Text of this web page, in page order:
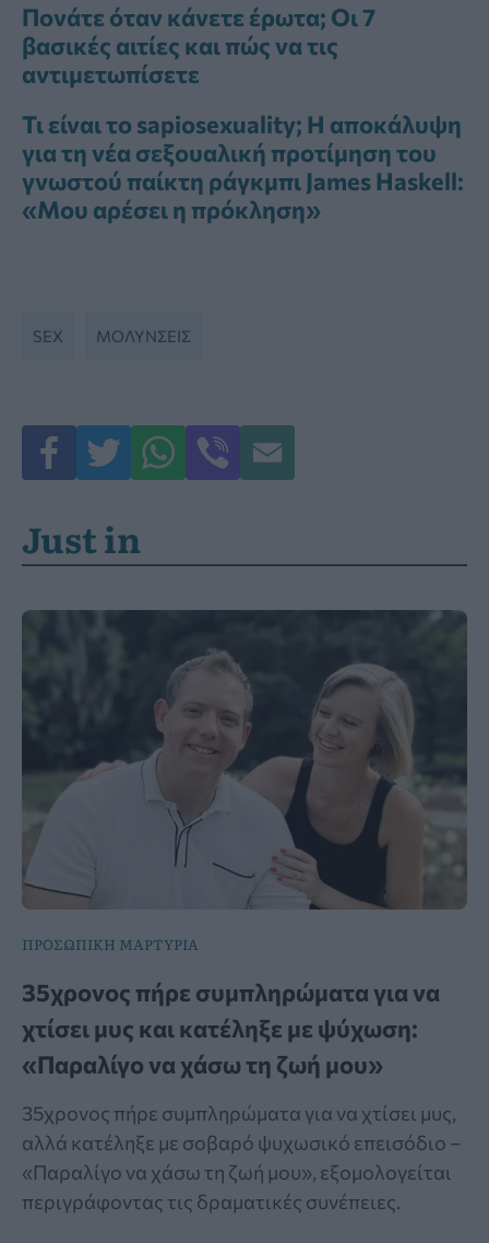
Πονάτε όταν κάνετε έρωτα; Οι 7
βασικές αιτίες και πώς να τις
αντιμετωπίσετε
Τι είναι το sapiosexuality; Η αποκάλυψη
για τη νέα σεξουαλική προτίμηση του
γνωστού παίκτη ράγκμπι James Haskell:
«Μου αρέσει η πρόκληση»
SEX ΜΟΛΎΝΣΕΙΣ
Just in
ΠΡΟΣΩΠΙΚΗ ΜΑΡΤΥΡΙΑ
35χρονος πήρε συμπληρώματα για να
χτίσει μυς και κατέληξε με ψύχωση:
«Παραλίγο να χάσω τη ζωή μου»
35χρονος πήρε συμπληρώματα για να χτίσει μυς,
αλλά κατέληξε με σοβαρό ψυχωσικό επεισόδιο –
«Παραλίγο να χάσω τη ζωή μου», εξομολογείται
περιγράφοντας τις δραματικές συνέπειες.